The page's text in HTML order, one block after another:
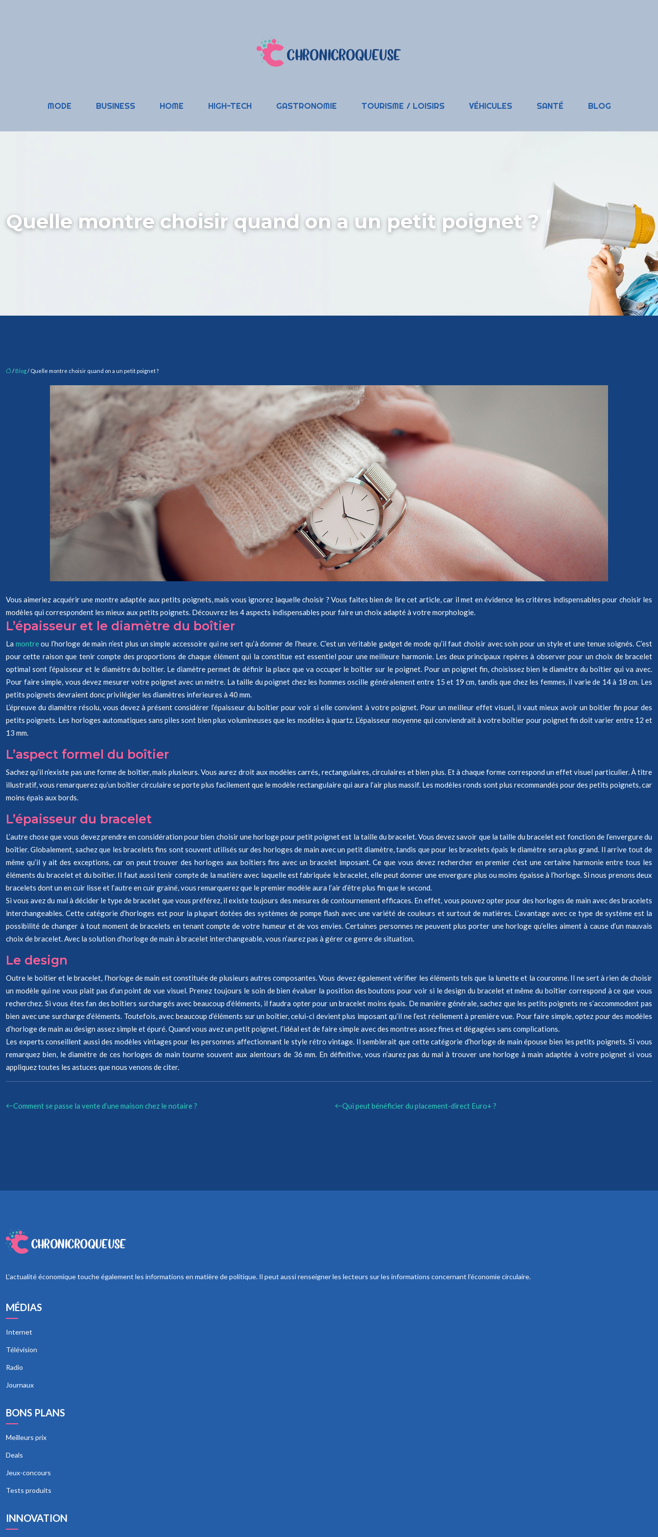
MODE BUSINESS HOME HIGH-TECH GASTRONOMIE TOURISME / LOISIRS VÉHICULES SANTÉ BLOG
Quelle montre choisir quand on a un petit poignet ?
/ Blog/ Quelle montre choisir quand on a un petit poignet ?
Vous aimeriez acquérir une montre adaptée aux petits poignets, mais vous ignorez laquelle choisir ? Vous faites bien de lire cet article, car il met en évidence les critères indispensables pour choisir les
modèles qui correspondent les mieux aux petits poignets. Découvrez les 4 aspects indispensables pour faire un choix adapté à votre morphologie.
L’épaisseur et le diamètre du boîtier
La montreou l’horloge de main n’est plus un simple accessoire qui ne sert qu’à donner de l’heure. C’est un véritable gadget de mode qu’il faut choisir avec soin pour un style et une tenue soignés. C’est
pour cette raison que tenir compte des proportions de chaque élément qui la constitue est essentiel pour une meilleure harmonie. Les deux principaux repères à observer pour un choix de bracelet
optimal sont l’épaisseur et le diamètre du boîtier. Le diamètre permet de définir la place que va occuper le boîtier sur le poignet. Pour un poignet fin, choisissez bien le diamètre du boîtier qui va avec.
Pour faire simple, vous devez mesurer votre poignet avec un mètre. La taille du poignet chez les hommes oscille généralement entre 15 et 19 cm, tandis que chez les femmes, il varie de 14 à 18 cm. Les
petits poignets devraient donc privilégier les diamètres inferieures à 40 mm.
L’épreuve du diamètre résolu, vous devez à présent considérer l’épaisseur du boîtier pour voir si elle convient à votre poignet. Pour un meilleur effet visuel, il vaut mieux avoir un boitier fin pour des
petits poignets. Les horloges automatiques sans piles sont bien plus volumineuses que les modèles à quartz. L’épaisseur moyenne qui conviendrait à votre boîtier pour poignet fin doit varier entre 12 et
13 mm.
L’aspect formel du boîtier
Sachez qu’il n’existe pas une forme de boîtier, mais plusieurs. Vous aurez droit aux modèles carrés, rectangulaires, circulaires et bien plus. Et à chaque forme correspond un effet visuel particulier. À titre
illustratif, vous remarquerez qu’un boîtier circulaire se porte plus facilement que le modèle rectangulaire qui aura l’air plus massif. Les modèles ronds sont plus recommandés pour des petits poignets, car
moins épais aux bords.
L’épaisseur du bracelet
L’autre chose que vous devez prendre en considération pour bien choisir une horloge pour petit poignet est la taille du bracelet. Vous devez savoir que la taille du bracelet est fonction de l’envergure du
boîtier. Globalement, sachez que les bracelets fins sont souvent utilisés sur des horloges de main avec un petit diamètre, tandis que pour les bracelets épais le diamètre sera plus grand. Il arrive tout de
même qu’il y ait des exceptions, car on peut trouver des horloges aux boîtiers fins avec un bracelet imposant. Ce que vous devez rechercher en premier c’est une certaine harmonie entre tous les
éléments du bracelet et du boîtier. Il faut aussi tenir compte de la matière avec laquelle est fabriquée le bracelet, elle peut donner une envergure plus ou moins épaisse à l’horloge. Si nous prenons deux
bracelets dont un en cuir lisse et l’autre en cuir grainé, vous remarquerez que le premier modèle aura l’air d’être plus fin que le second.
Si vous avez du mal à décider le type de bracelet que vous préférez, il existe toujours des mesures de contournement efficaces. En effet, vous pouvez opter pour des horloges de main avec des bracelets
interchangeables. Cette catégorie d’horloges est pour la plupart dotées des systèmes de pompe flash avec une variété de couleurs et surtout de matières. L’avantage avec ce type de système est la
possibilité de changer à tout moment de bracelets en tenant compte de votre humeur et de vos envies. Certaines personnes ne peuvent plus porter une horloge qu’elles aiment à cause d’un mauvais
choix de bracelet. Avec la solution d’horloge de main à bracelet interchangeable, vous n’aurez pas à gérer ce genre de situation.
Le design
Outre le boitier et le bracelet, l’horloge de main est constituée de plusieurs autres composantes. Vous devez également vérifier les éléments tels que la lunette et la couronne. Il ne sert à rien de choisir
un modèle qui ne vous plait pas d’un point de vue visuel. Prenez toujours le soin de bien évaluer la position des boutons pour voir si le design du bracelet et même du boîtier correspond à ce que vous
recherchez. Si vous êtes fan des boîtiers surchargés avec beaucoup d’éléments, il faudra opter pour un bracelet moins épais. De manière générale, sachez que les petits poignets ne s’accommodent pas
bien avec une surcharge d’éléments. Toutefois, avec beaucoup d’éléments sur un boîtier, celui-ci devient plus imposant qu’il ne l’est réellement à première vue. Pour faire simple, optez pour des modèles
d’horloge de main au design assez simple et épuré. Quand vous avez un petit poignet, l’idéal est de faire simple avec des montres assez fines et dégagées sans complications.
Les experts conseillent aussi des modèles vintages pour les personnes affectionnant le style rétro vintage. Il semblerait que cette catégorie d’horloge de main épouse bien les petits poignets. Si vous
remarquez bien, le diamètre de ces horloges de main tourne souvent aux alentours de 36 mm. En définitive, vous n’aurez pas du mal à trouver une horloge à main adaptée à votre poignet si vous
appliquez toutes les astuces que nous venons de citer.
Comment se passe la vente d’une maison chez le notaire ? Qui peut bénéficier du placement-direct Euro+ ?
L’actualité économique touche également les informations en matière de politique. Il peut aussi renseigner les lecteurs sur les informations concernant l’économie circulaire.
MÉDIAS
Internet
Télévision
Radio
Journaux
BONS PLANS
Meilleurs prix
Deals
Jeux-concours
Tests produits
INNOVATION